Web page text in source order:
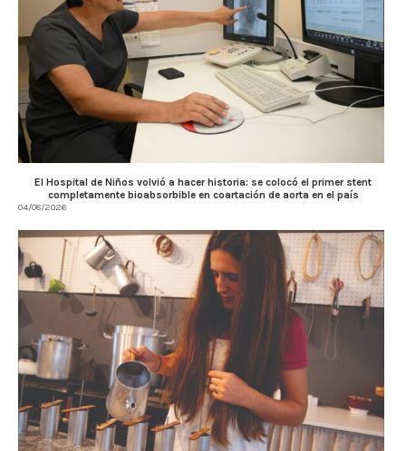
El Hospital de Niños volvió a hacer historia: se colocó el primer stent
completamente bioabsorbible en coartación de aorta en el país
04/08/2026